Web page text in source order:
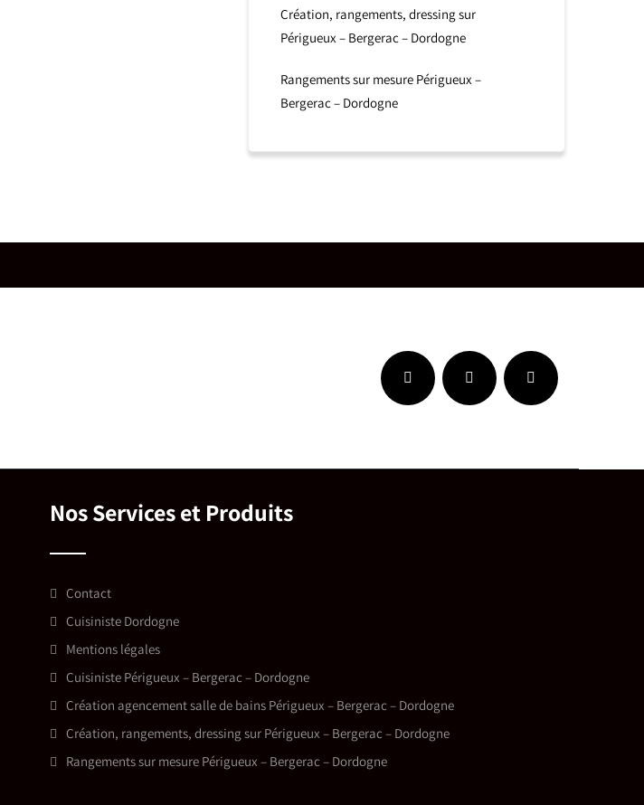
Création, rangements, dressing sur
Périgueux – Bergerac – Dordogne
Rangements sur mesure Périgueux –
Bergerac – Dordogne
Nos Services et Produits
Contact
Cuisiniste Dordogne
Mentions légales
Cuisiniste Périgueux – Bergerac – Dordogne
Création agencement salle de bains Périgueux – Bergerac – Dordogne
Création, rangements, dressing sur Périgueux – Bergerac – Dordogne
Rangements sur mesure Périgueux – Bergerac – Dordogne